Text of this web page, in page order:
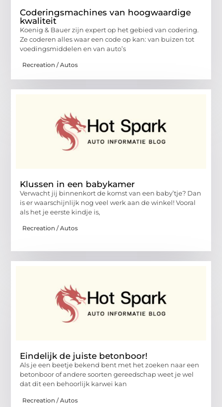
Coderingsmachines van hoogwaardige
kwaliteit
Koenig & Bauer zijn expert op het gebied van codering.
Ze coderen alles waar een code op kan: van buizen tot
voedingsmiddelen en van auto’s
Recreation / Autos
Klussen in een babykamer
Verwacht jij binnenkort de komst van een baby’tje? Dan
is er waarschijnlijk nog veel werk aan de winkel! Vooral
als het je eerste kindje is,
Recreation / Autos
Eindelijk de juiste betonboor!
Als je een beetje bekend bent met het zoeken naar een
betonboor of andere soorten gereedschap weet je wel
dat dit een behoorlijk karwei kan
Recreation / Autos